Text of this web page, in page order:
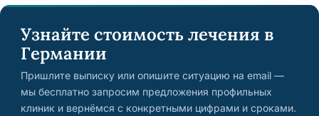
Узнайте стоимость лечения в
Германии
Пришлите выписку или опишите ситуацию на email —
мы бесплатно запросим предложения профильных
клиник и вернёмся с конкретными цифрами и сроками.